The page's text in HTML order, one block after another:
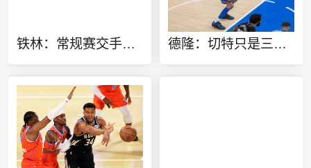
铁林：常规赛交手战绩并不重要 不然就该是马刺横扫雷霆了 德隆：切特只是三当家 若能换字母哥雷霆GM肯定会送走他